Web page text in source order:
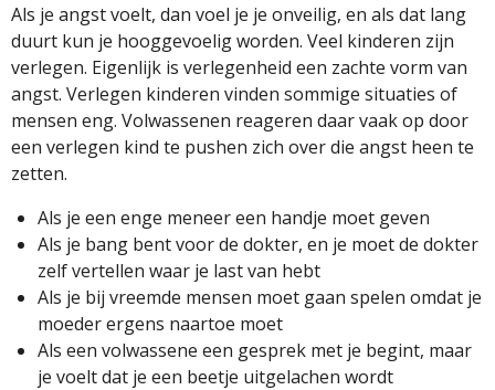
Als je angst voelt, dan voel je je onveilig, en als dat lang
duurt kun je hooggevoelig worden. Veel kinderen zijn
verlegen. Eigenlijk is verlegenheid een zachte vorm van
angst. Verlegen kinderen vinden sommige situaties of
mensen eng. Volwassenen reageren daar vaak op door
een verlegen kind te pushen zich over die angst heen te
zetten.
Als je een enge meneer een handje moet geven
Als je bang bent voor de dokter, en je moet de dokter
zelf vertellen waar je last van hebt
Als je bij vreemde mensen moet gaan spelen omdat je
moeder ergens naartoe moet
Als een volwassene een gesprek met je begint, maar
je voelt dat je een beetje uitgelachen wordt